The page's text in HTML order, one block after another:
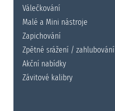
Válečkování
Malé a Mini nástroje
Zapichování
Zpětné srážení / zahlubování
Akční nabídky
Závitové kalibry